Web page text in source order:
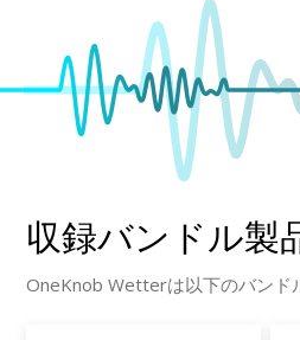
収録バンドル製
OneKnob Wetterは以下のバンド